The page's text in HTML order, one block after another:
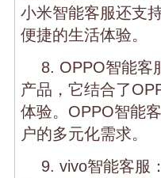
小米智能客服还支
便捷的生活体验。
8. OPPO智能客
产品，它结合了
体验。OPPO智能
户的多元化需求。
9. vivo智能客服